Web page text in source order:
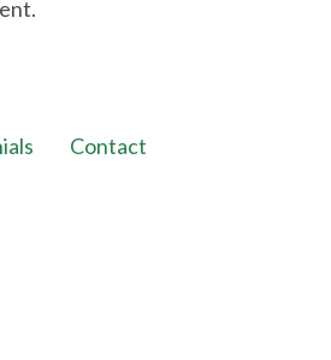
Contact